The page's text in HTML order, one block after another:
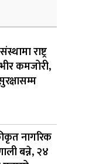
राष्ट्र
कमजोरी,
नागरिक
बन्ने, २४